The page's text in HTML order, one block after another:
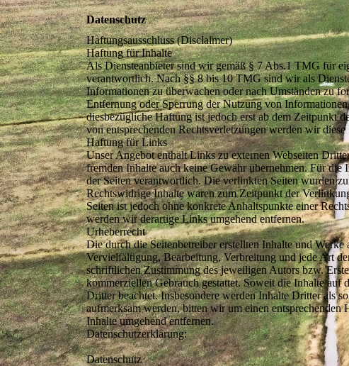
Datenschutz
Haftungsausschluss (Disclaimer)
Haftung für Inhalte
Als Diensteanbieter sind wir gemäß § 7 Abs.1 TMG für
verantwortlich. Nach §§ 8 bis 10 TMG sind wir als
Informationen zu überwachen oder nach Umständen zu
Entfernung oder Sperrung der Nutzung von
diesbezügliche Haftung ist jedoch erst ab dem Zeitpunkt
von entsprechenden Rechtsverletzungen werden wir
Haftung für Links
Unser Angebot enthält Links zu externen Webseiten
fremden Inhalte auch keine Gewähr übernehmen. Für
der Seiten verantwortlich. Die verlinkten Seiten wurden
Rechtswidrige Inhalte waren zum Zeitpunkt der
Seiten ist jedoch ohne konkrete Anhaltspunkte einer
werden wir derartige Links umgehend entfernen.
Urheberrecht
Die durch die Seitenbetreiber erstellten Inhalte und
Vervielfältigung, Bearbeitung, Verbreitung und jede Art
schriftlichen Zustimmung des jeweiligen Autors bzw.
kommerziellen Gebrauch gestattet. Soweit die Inhalte
Dritter beachtet. Insbesondere werden Inhalte Dritter als
aufmerksam werden, bitten wir um einen
Inhalte umgehend entfernen.
Datenschutzerklärung:
Datenschutz